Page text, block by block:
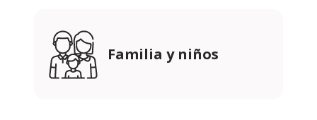
Familia y niños